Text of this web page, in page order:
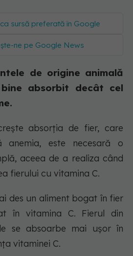
sursă preferată în Google
ne pe Google News
de origine animală
absorbit decât cel
absorția de fier, care
anemia, este necesară o
aceea de a realiza când
fierului cu vitamina C.
des un aliment bogat în fier
în vitamina C. Fierul din
se absoarbe mai ușor în
vitaminei C.